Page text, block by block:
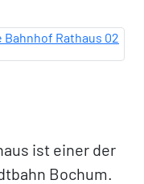
ist einer der
Bochum.